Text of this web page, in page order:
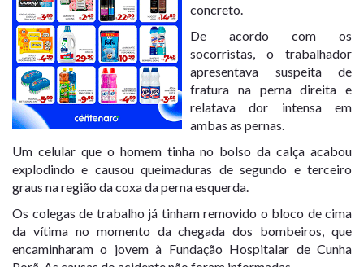
concreto.
De acordo com os
socorristas, o trabalhador
apresentava suspeita de
fratura na perna direita e
relatava dor intensa em
ambas as pernas.
Um celular que o homem tinha no bolso da calça acabou
explodindo e causou queimaduras de segundo e terceiro
graus na região da coxa da perna esquerda.
Os colegas de trabalho já tinham removido o bloco de cima
da vítima no momento da chegada dos bombeiros, que
encaminharam o jovem à Fundação Hospitalar de Cunha